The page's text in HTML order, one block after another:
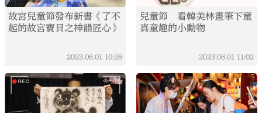
故宮兒童節發布新書《了不
起的故宮寶貝之神韻匠心》
2023.06.01 10:26
兒童節 看韓美林畫筆下童
真童趣的小動物
2023.06.01 11:02